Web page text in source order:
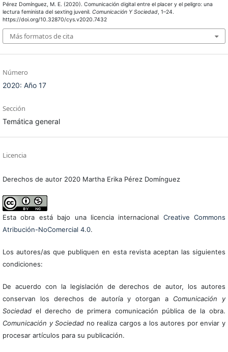
Pérez Domínguez, M. E. (2020). Comunicación digital entre el placer y el peligro: una
lectura feminista del sexting juvenil. Comunicación Y Sociedad, 1–24.
https://doi.org/10.32870/cys.v2020.7432
Más formatos de cita
Número
2020: Año 17
Sección
Temática general
Licencia
Derechos de autor 2020 Martha Erika Pérez Domínguez
Esta obra está bajo una licencia internacional Creative Commons
Atribución-NoComercial 4.0.
Los autores/as que publiquen en esta revista aceptan las siguientes
condiciones:
De acuerdo con la legislación de derechos de autor, los autores
conservan los derechos de autoría y otorgan a Comunicación y
Sociedadel derecho de primera comunicación pública de la obra.
Comunicación y Sociedad no realiza cargos a los autores por enviar y
procesar artículos para su publicación.